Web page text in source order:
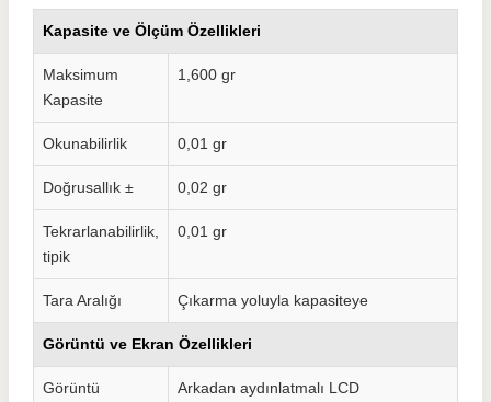
Kapasite ve Ölçüm Özellikleri
Maksimum
Kapasite
1,600 gr
Okunabilirlik 0,01 gr
Doğrusallık ± 0,02 gr
Tekrarlanabilirlik,
tipik
0,01 gr
Tara Aralığı Çıkarma yoluyla kapasiteye
Görüntü ve Ekran Özellikleri
Görüntü Arkadan aydınlatmalı LCD